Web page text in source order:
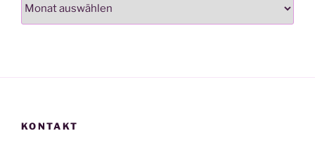
KONTAKT